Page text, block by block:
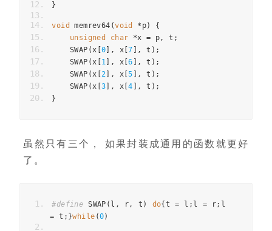
}
void memrev64 (void * p)
{
unsigned
char *x = p, t ;
    SWAP
(x 0 ], x [7 ], t );
    SWAP
(x 1 ], x [6 ], t );
    SWAP
(x 2 ], x [5 ], t );
    SWAP
(x 3 ], x [4 ], t );
}
虽然只有三个， 如果封装成通用的函数就更好
了。
#define SWAP ( l , r, t ) do{ t = l ; l = r;
= t ;}while (0)